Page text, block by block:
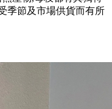
季節及市場供貨而有所